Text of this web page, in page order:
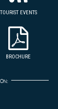
TOURIST EVENTS
BROCHURE